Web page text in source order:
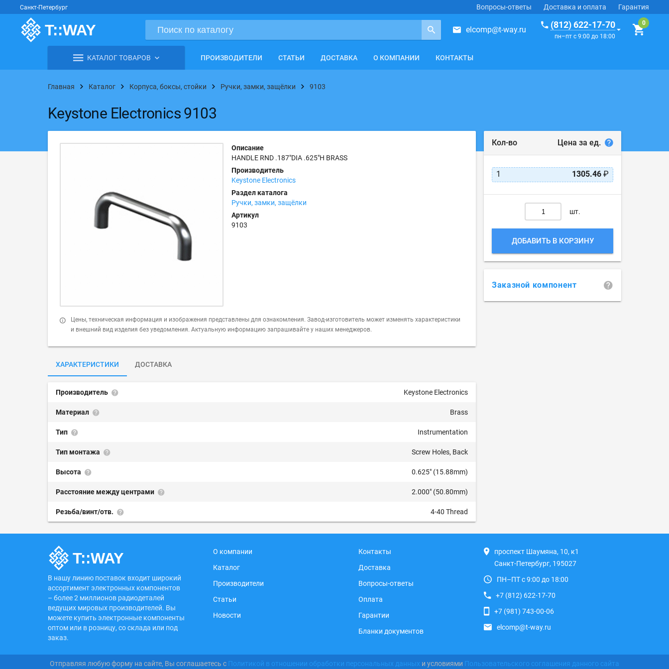
Санкт-Петербург Вопросы-ответы Доставка и оплата Гарантия
elcomp@t-way.ru (812) 622-17-70
пн–пт с 9:00 до 18:00
КАТАЛОГ ТОВАРОВ ПРОИЗВОДИТЕЛИ СТАТЬИ ДОСТАВКА О КОМПАНИИ КОНТАКТЫ
Главная Каталог Корпуса, боксы, стойки Ручки, замки, защёлки 9103
Keystone Electronics 9103
Описание
HANDLE RND .187"DIA .625"H BRASS
Производитель
Keystone Electronics
Раздел каталога
Ручки, замки, защёлки
Артикул
9103
Цены, техническая информация и изображения представлены для ознакомления. Завод-изготовитель может изменять характеристики
и внешний вид изделия без уведомления. Актуальную информацию запрашивайте у наших менеджеров.
ХАРАКТЕРИСТИКИ ДОСТАВКА
Производитель Keystone Electronics
Материал Brass
Тип Instrumentation
Тип монтажа Screw Holes, Back
Высота 0.625" (15.88mm)
Расстояние между центрами 2.000" (50.80mm)
Резьба/винт/отв. 4-40 Thread
Кол-во Цена за ед.
1 1305.46 ₽
шт.
ДОБАВИТЬ В КОРЗИНУ
Заказной компонент
В нашу линию поставок входит широкий
ассортимент электронных компонентов
– более 2 миллионов радиодеталей
ведущих мировых производителей. Вы
можете купить электронные компоненты
оптом или в розницу, со склада или под
заказ.
О компании
Каталог
Производители
Статьи
Новости
Контакты
Доставка
Вопросы-ответы
Оплата
Гарантии
Бланки документов
проспект Шаумяна, 10, к1
Санкт-Петербург, 195027
ПН–ПТ с 9:00 до 18:00
+7 (812) 622-17-70
+7 (981) 743-00-06
elcomp@t-way.ru
Отправляя любую форму на сайте, Вы соглашаетесь с Политикой в отношении обработки персональных данных и условиями Пользовательского соглашения данного сайта